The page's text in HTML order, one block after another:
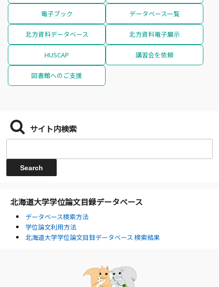
電子ブック データベース一覧
北方資料データベース 北方資料電子展示
HUSCAP 講習会を依頼
図書館へのご支援
サイト内検索
北海道大学学位論文目録データベース
データベース検索方法
学位論文利用方法
北海道大学学位論文目録データベース 検索結果